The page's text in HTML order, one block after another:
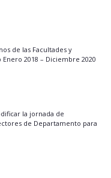
de las Facultades y
2018 – Diciembre 2020
la jornada de
de Departamento para